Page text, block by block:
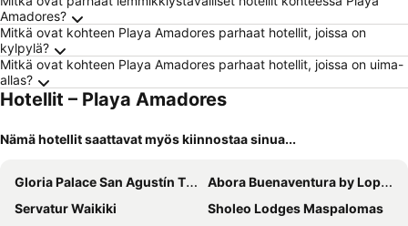
Amadores?
Mitkä ovat kohteen Playa Amadores parhaat hotellit, joissa on
kylpylä?
Mitkä ovat kohteen Playa Amadores parhaat hotellit, joissa on uima-
allas?
Hotellit – Playa Amadores
Nämä hotellit saattavat myös kiinnostaa sinua...
Gloria Palace San Agustín Thalasso & Hotel
Abora Buenaventura by Lopesan Hotels
Servatur Waikiki
Sholeo Lodges Maspalomas